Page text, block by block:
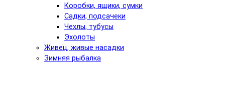
Коробки, ящики, сумки
Садки, подсачеки
Чехлы, тубусы
Эхолоты
Живец, живые насадки
Зимняя рыбалка